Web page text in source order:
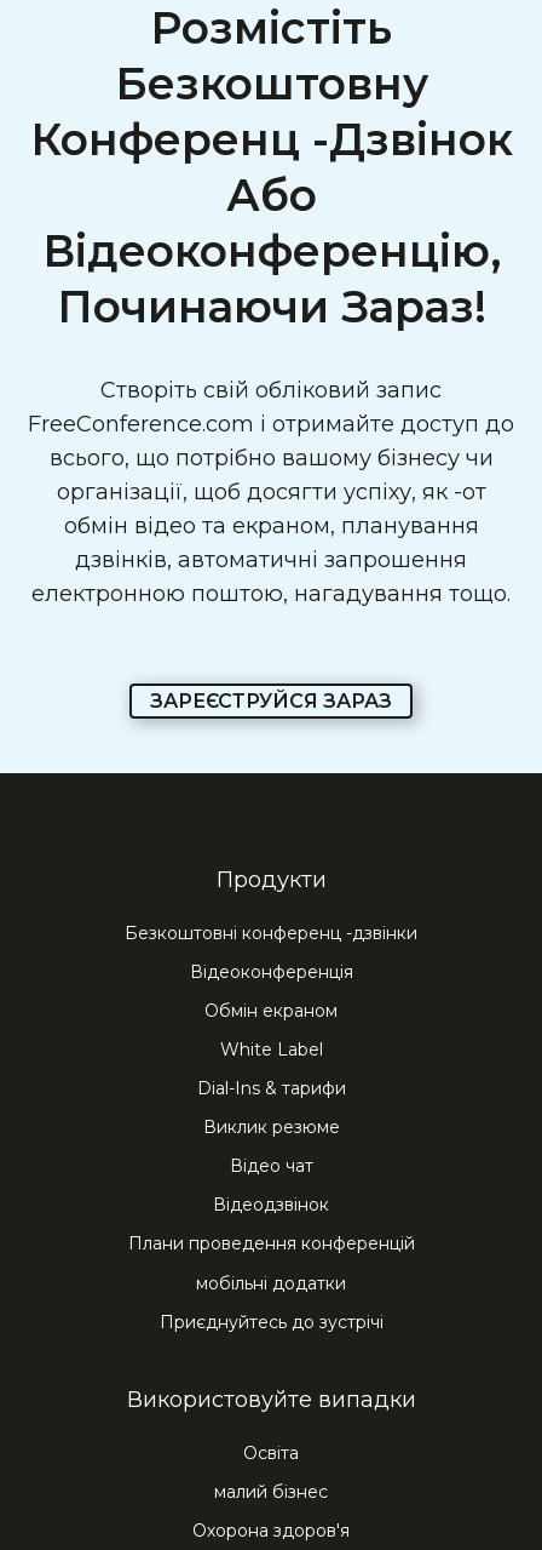
Розмістіть
Безкоштовну
Конференц -дзвінок
Або
Відеоконференцію,
Починаючи Зараз!
Створіть свій обліковий запис
FreeConference.com і отримайте доступ до
всього, що потрібно вашому бізнесу чи
організації, щоб досягти успіху, як -от
обмін відео та екраном, планування
дзвінків, автоматичні запрошення
електронною поштою, нагадування тощо.
ЗАРЕЄСТРУЙСЯ ЗАРАЗ
Продукти
Безкоштовні конференц -дзвінки
Відеоконференція
Обмін екраном
White Label
Dial-Ins & тарифи
Виклик резюме
Відео чат
Відеодзвінок
Плани проведення конференцій
мобільні додатки
Приєднуйтесь до зустрічі
Використовуйте випадки
Освіта
малий бізнес
Охорона здоров'я